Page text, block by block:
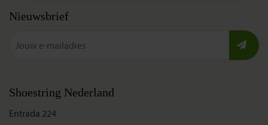
Nieuwsbrief
Shoestring Nederland
Entrada 224